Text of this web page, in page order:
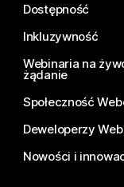
Dostępność
Inkluzywność
Webinaria na
żądanie
Społeczność
Deweloperzy
Nowości i